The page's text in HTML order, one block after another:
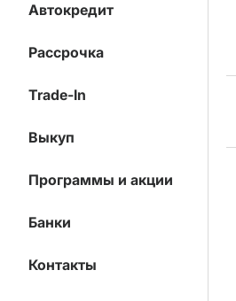
Автокредит
Рассрочка
Trade-In
Выкуп
Программы и акции
Банки
Контакты